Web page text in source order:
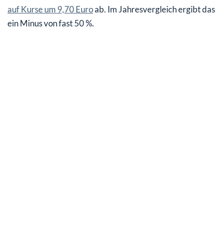
auf Kurse um 9,70 Euroab. Im Jahresvergleich ergibt das
ein Minus von fast 50 %.